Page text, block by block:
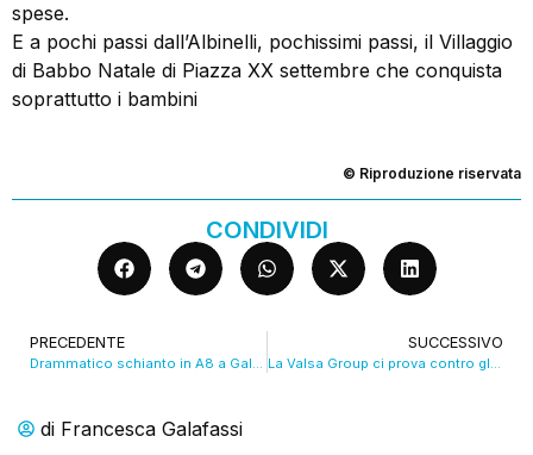
di Francesca Galafassi
spese.
E a pochi passi dall’Albinelli, pochissimi passi, il Villaggio
di Babbo Natale di Piazza XX settembre che conquista
soprattutto i bambini
© Riproduzione riservata
CONDIVIDI
PRECEDENTE SUCCESSIVO